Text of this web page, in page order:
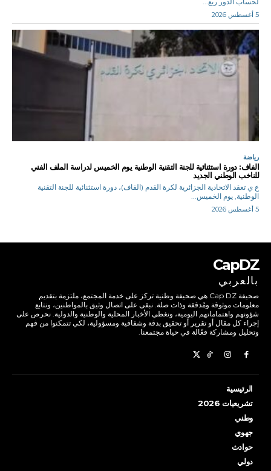
5 أغسطس 2026
رياضة
الفاف: دورة استثنائية للجنة التقنية الوطنية يوم الخميس لدراسة الملف الفني
للناخب الوطني الجديد
ع ي تعقد الاتحادية الجزائرية لكرة القدم (الفاف)، دورة استثنائية للجنة التقنية
الوطنية, يوم الخميس...
5 أغسطس 2026
CapDZ
بالعربي
صحيفة Cap DZ هي صحيفة وطنية تركز على خدمة المجتمع، ملتزمة بتقديم
معلومات موثوقة ومُدققة وذات صلة. نبقى على اتصال وثيق بالمواطنين، ونتابع
شؤونهم واهتماماتهم اليومية، ونغطي الأخبار المحلية والوطنية والدولية. نحرص على
إجراء كل مقال أو تقرير أو تحقيق بدقة وشفافية ومسؤولية، لكي تتمكنوا من فهم
وتحليل ومشاركة فعّالة في حياة مجتمعنا.
الرئيسية
تشريعيات 2026
وطني
جهوي
حوادث
دولي